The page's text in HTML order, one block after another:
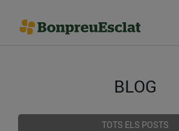
BLOG
TOTS ELS POSTS